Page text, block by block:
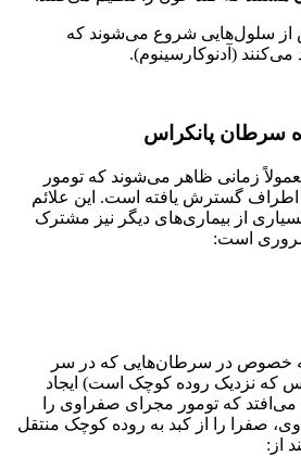
از سلول‌هایی شروع می‌شوند که
می‌کنند (آدنوکارسینوم).
سرطان پانکراس
زمانی ظاهر می‌شوند که تومور
اطراف گسترش یافته است. این علائم
بسیاری از بیماری‌های دیگر نیز مشترک
ضروری است:
به خصوص در سرطان‌هایی که در سر
که نزدیک روده کوچک است) ایجاد
که تومور مجرای صفراوی را
صفرا را از کبد به روده کوچک منتقل
از: